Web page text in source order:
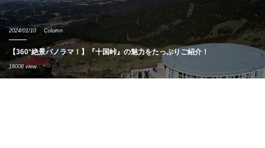
2024/01/10 Column
【360°絶景パノラマ！】『十国峠』の魅力をたっぷりご紹介！
18008 view